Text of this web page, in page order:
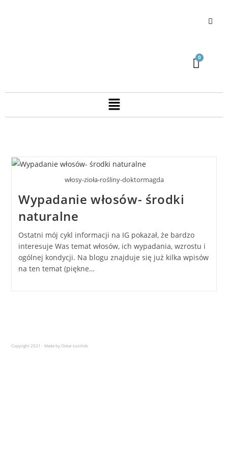
włosy-zioła-rośliny-doktormagda
Wypadanie włosów- środki
naturalne
Ostatni mój cykl informacji na IG pokazał, że bardzo
interesuje Was temat włosów, ich wypadania, wzrostu i
ogólnej kondycji. Na blogu znajduje się już kilka wpisów
na ten temat (piękne…
Copyright 2021 - Made by Oskar Łoziński